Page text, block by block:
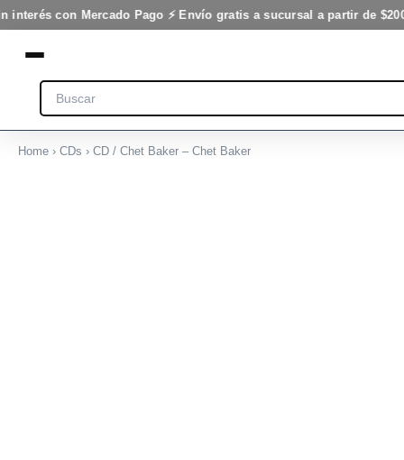
interés con Mercado Pago ⚡ Envío gratis a sucursal a partir de
Ir
al
contenido
Search
Home › CDs › CD / Chet Baker – Chet Baker
Chet
cantidad